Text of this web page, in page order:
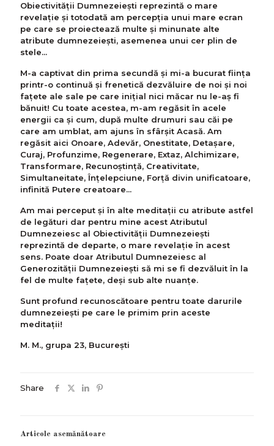
Obiectivității Dumnezeiești reprezintă o mare
revelație și totodată am percepția unui mare ecran
pe care se proiectează multe și minunate alte
atribute dumnezeiești, asemenea unui cer plin de
stele...
M-a captivat din prima secundă și mi-a bucurat ființa
printr-o continuă și frenetică dezvăluire de noi și noi
fațete ale sale pe care inițial nici măcar nu le-aș fi
bănuit! Cu toate acestea, m-am regăsit în acele
energii ca și cum, după multe drumuri sau căi pe
care am umblat, am ajuns în sfârșit Acasă. Am
regăsit aici Onoare, Adevăr, Onestitate, Detașare,
Curaj, Profunzime, Regenerare, Extaz, Alchimizare,
Transformare, Recunoștință, Creativitate,
Simultaneitate, Înțelepciune, Forță divin unificatoare,
infinită Putere creatoare...
Am mai perceput și în alte meditații cu atribute astfel
de legături dar pentru mine acest Atributul
Dumnezeiesc al Obiectivității Dumnezeiești
reprezintă de departe, o mare revelație în acest
sens. Poate doar Atributul Dumnezeiesc al
Generozității Dumnezeiești să mi se fi dezvăluit în la
fel de multe fațete, deși sub alte nuanțe.
Sunt profund recunoscătoare pentru toate darurile
dumnezeiești pe care le primim prin aceste
meditații!
M. M., grupa 23, București
Share
Articole asemănătoare